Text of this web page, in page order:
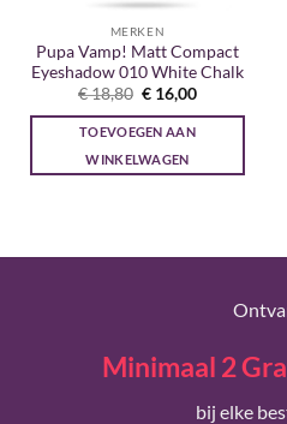
MERKEN
Pupa Vamp! Matt Compact
Eyeshadow 010 White Chalk
€18,80 Oorspronkelijke
prijs
was:
€ 18,80.
€ 16,00Huidige
is:
TOEVOEGEN AAN
WINKELWAGEN
Minimaal 2
bij elke